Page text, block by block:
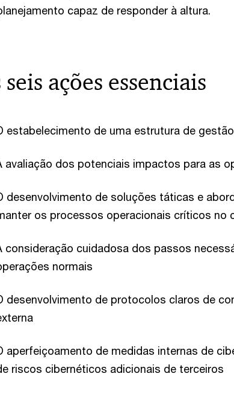
capaz de responder à altura.
seis ações essenciais
estabelecimento de uma estrutura de
avaliação dos potenciais impactos para as
desenvolvimento de soluções táticas e
os processos operacionais críticos no
consideração cuidadosa dos passos
normais
desenvolvimento de protocolos claros de
aperfeiçoamento de medidas internas de
riscos cibernéticos adicionais de terceiros